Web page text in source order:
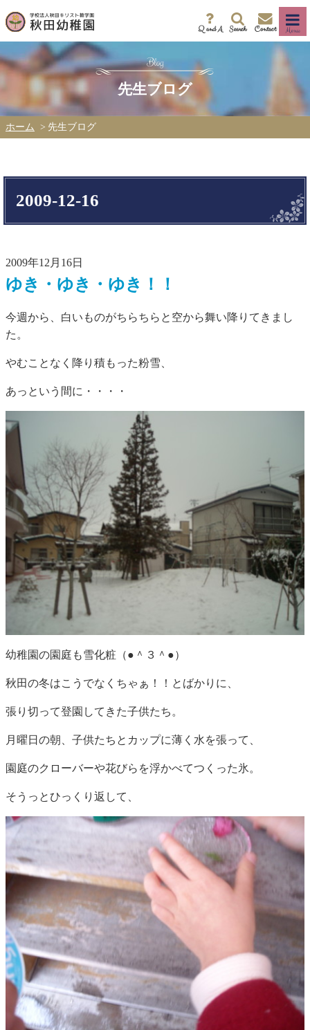
Q and A Search Contact Menu
先生ブログ
ホーム 先生ブログ
2009-12-16
2009年12月16日
ゆき・ゆき・ゆき！！
今週から、白いものがちらちらと空から舞い降りてきまし
た。
やむことなく降り積もった粉雪、
あっという間に・・・・
幼稚園の園庭も雪化粧（●＾３＾●）
秋田の冬はこうでなくちゃぁ！！とばかりに、
張り切って登園してきた子供たち。
月曜日の朝、子供たちとカップに薄く水を張って、
園庭のクローバーや花びらを浮かべてつくった氷。
そうっとひっくり返して、